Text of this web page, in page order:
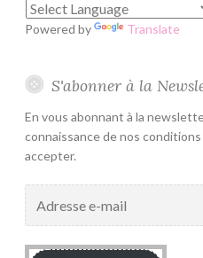
Powered by Translate
S'abonner à la
En vous abonnant à la
connaissance de nos
accepter.